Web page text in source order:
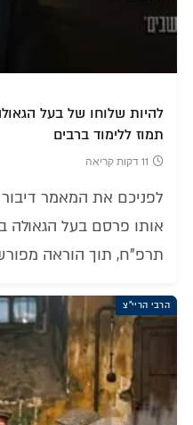
להיות שלוחו של בעל
תמוז ללימוד ברבים
11 דקות קריאה
לפניכם את המאמר
אותו פרסם בעל הגאולה
תרפ"ח, תוך הוראה
הרבי הריי"צ